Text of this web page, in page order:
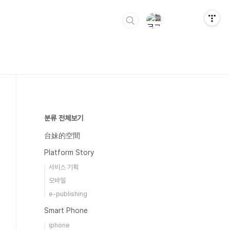
분류 전체보기
台妹的空間
Platform Story
서비스 기획
모바일
e-publishing
Smart Phone
iphone